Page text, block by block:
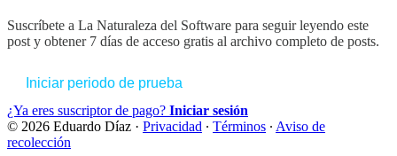
Suscríbete a La Naturaleza del Software para seguir leyendo este
post y obtener 7 días de acceso gratis al archivo completo de posts.
Iniciar periodo de prueba
¿Ya eres suscriptor de pago? Iniciar sesión
© 2026 Eduardo Díaz · Privacidad ∙ Términos ∙ Aviso de
recolección